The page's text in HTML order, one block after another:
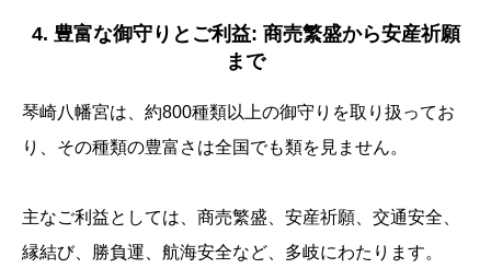
4. 豊富な御守りとご利益: 商売繁盛から安産祈願
まで
琴崎八幡宮は、約800種類以上の御守りを取り扱ってお
り、その種類の豊富さは全国でも類を見ません。
主なご利益としては、商売繁盛、安産祈願、交通安全、
縁結び、勝負運、航海安全など、多岐にわたります。